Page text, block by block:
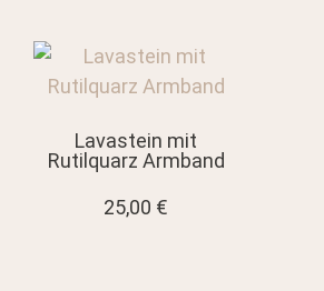
Lavastein mit
Rutilquarz Armband
25,00 €